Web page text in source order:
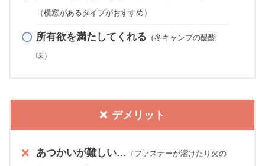
（横窓があるタイプがおすすめ）
所有欲を満たしてくれる （冬キャンプの醍醐
味）
デメリット
あつかいが難しい… （ファスナーが溶けたり火の